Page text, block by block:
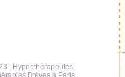
Hypnothérapeutes,
Brèves à Paris